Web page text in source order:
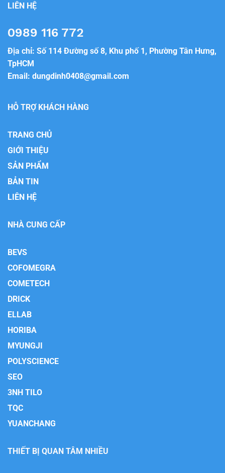
LIÊN HỆ
0989 116 772
Địa chỉ: Số 114 Đường số 8, Khu phố 1, Phường Tân Hưng,
TpHCM
Email: dungdinh0408@gmail.com
HỖ TRỢ KHÁCH HÀNG
TRANG CHỦ
GIỚI THIỆU
SẢN PHẨM
BẢN TIN
LIÊN HỆ
NHÀ CUNG CẤP
BEVS
COFOMEGRA
COMETECH
DRICK
ELLAB
HORIBA
MYUNGJI
POLYSCIENCE
SEO
3NH TILO
TQC
YUANCHANG
THIẾT BỊ QUAN TÂM NHIỀU